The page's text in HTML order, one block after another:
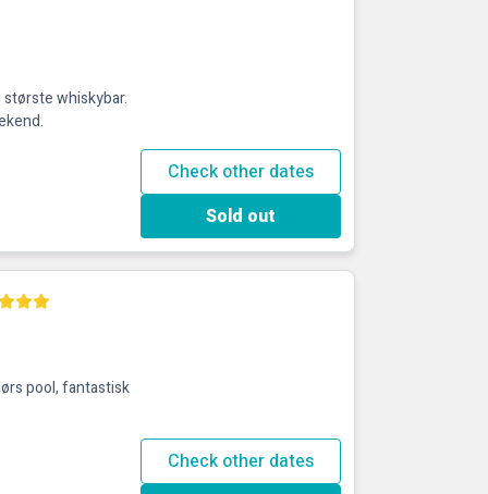
whiskybar.
Check other dates
Sold out
pool, fantastisk
Check other dates